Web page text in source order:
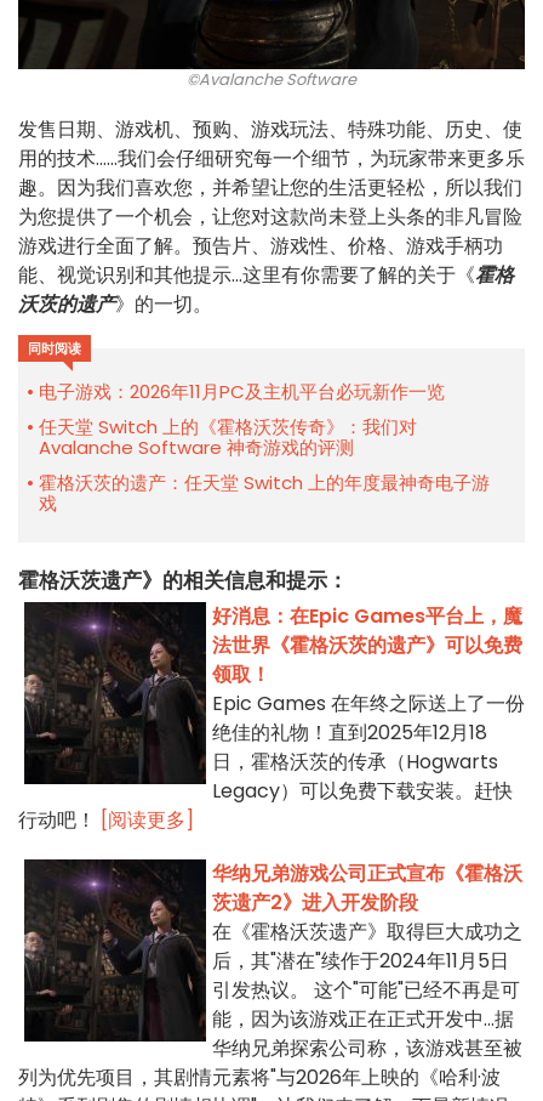
©Avalanche Software
发售日期、游戏机、预购、游戏玩法、特殊功能、历史、使
用的技术......我们会仔细研究每一个细节，为玩家带来更多乐
趣。因为我们喜欢您，并希望让您的生活更轻松，所以我们
为您提供了一个机会，让您对这款尚未登上头条的非凡冒险
游戏进行全面了解。预告片、游戏性、价格、游戏手柄功
能、视觉识别和其他提示...这里有你需要了解的关于《霍格
沃茨的遗产》的一切。
同时阅读
电子游戏：2026年11月PC及主机平台必玩新作一览
任天堂 Switch 上的《霍格沃茨传奇》：我们对
Avalanche Software 神奇游戏的评测
霍格沃茨的遗产：任天堂 Switch 上的年度最神奇电子游
戏
霍格沃茨遗产》的相关信息和提示：
好消息：在Epic Games平台上，魔
法世界《霍格沃茨的遗产》可以免费
领取！
Epic Games 在年终之际送上了一份
绝佳的礼物！直到2025年12月18
日，霍格沃茨的传承（Hogwarts
Legacy）可以免费下载安装。赶快
行动吧！
[阅读更多]
华纳兄弟游戏公司正式宣布《霍格沃
茨遗产2》进入开发阶段
在《霍格沃茨遗产》取得巨大成功之
后，其"潜在"续作于2024年11月5日
引发热议。 这个"可能"已经不再是可
能，因为该游戏正在正式开发中...据
华纳兄弟探索公司称，该游戏甚至被
列为优先项目，其剧情元素将"与2026年上映的《哈利·波